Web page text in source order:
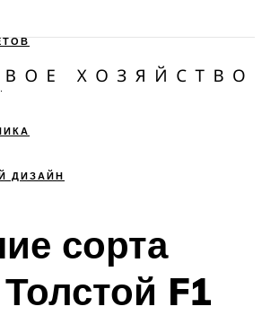
ДИЗАЙН
сорта
F1